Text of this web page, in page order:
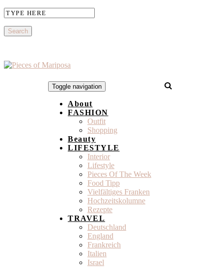
Toggle navigation
About
FASHION
Outfit
Shopping
Beauty
LIFESTYLE
Interior
Lifestyle
Pieces Of The Week
Food Tipp
Vielfältiges Franken
Hochzeitskolumne
Rezepte
TRAVEL
Deutschland
England
Frankreich
Italien
Israel